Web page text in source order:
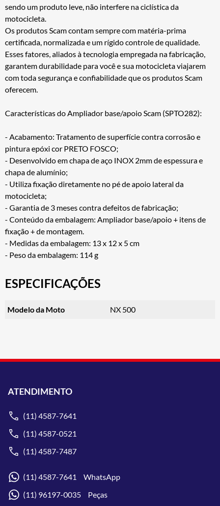
sendo um produto leve, não interfere na ciclística da
motocicleta.
Os produtos Scam contam sempre com matéria-prima
certificada, normalizada e um rígido controle de qualidade.
Esses fatores, aliados à tecnologia empregada na fabricação,
garantem durabilidade para você e sua motocicleta viajarem
com toda segurança e confiabilidade que os produtos Scam
oferecem.
Características do Ampliador base/apoio Scam (SPTO282):
- Acabamento: Tratamento de superfície contra corrosão e
pintura epóxi cor PRETO FOSCO;
- Desenvolvido em chapa de aço INOX 2mm de espessura e
chapa de alumínio;
- Utiliza fixação diretamente no pé de apoio lateral da
motocicleta;
- Garantia de 3 meses contra defeitos de fabricação;
- Conteúdo da embalagem: Ampliador base/apoio + itens de
fixação + de montagem.
- Medidas da embalagem: 13 x 12 x 5 cm
- Peso da embalagem: 114 g
ESPECIFICAÇÕES
Modelo da Moto NX 500
ATENDIMENTO
(11) 4587-7641
(11) 4587-0521
(11) 4587-7487
(11) 4587-7641 WhatsApp
(11) 96197-0035 Peças